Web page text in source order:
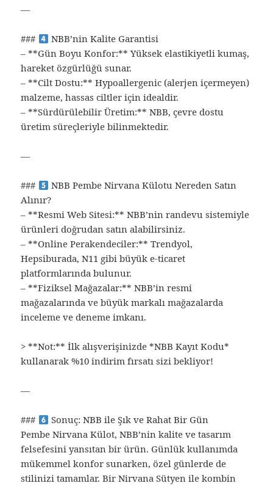
—
###
NBB’nin Kalite Garantisi
– **Gün Boyu Konfor:** Yüksek elastikiyetli kumaş,
hareket özgürlüğü sunar.
– **Cilt Dostu:** Hypoallergenic (alerjen içermeyen)
malzeme, hassas ciltler için idealdir.
– **Sürdürülebilir Üretim:** NBB, çevre dostu
üretim süreçleriyle bilinmektedir.
—
###
NBB Pembe Nirvana Külotu Nereden Satın
Alınır?
– **Resmi Web Sitesi:** NBB’nin randevu sistemiyle
ürünleri doğrudan satın alabilirsiniz.
– **Online Perakendeciler:** Trendyol,
Hepsiburada, N11 gibi büyük e‑ticaret
platformlarında bulunur.
– **Fiziksel Mağazalar:** NBB’in resmi
mağazalarında ve büyük markalı mağazalarda
inceleme ve deneme imkanı.
> **Not:** İlk alışverişinizde *NBB Kayıt Kodu*
kullanarak %10 indirim fırsatı sizi bekliyor!
—
###
Sonuç: NBB ile Şık ve Rahat Bir Gün
Pembe Nirvana Külot, NBB’nin kalite ve tasarım
felsefesini yansıtan bir ürün. Günlük kullanımda
mükemmel konfor sunarken, özel günlerde de
stilinizi tamamlar. Bir Nirvana Sütyen ile kombin